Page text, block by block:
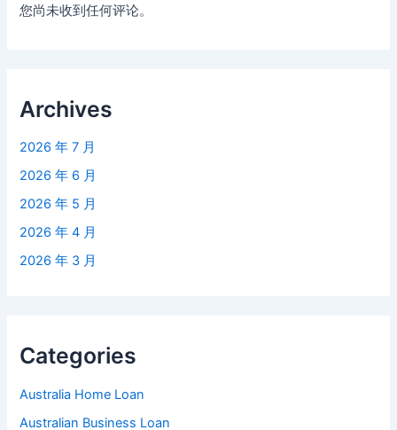
您尚未收到任何评论。
Archives
2026 年 7 月
2026 年 6 月
2026 年 5 月
2026 年 4 月
2026 年 3 月
Categories
Australia Home Loan
Australian Business Loan